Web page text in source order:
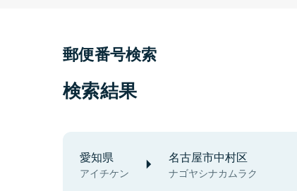
郵便番号検索
検索結果
愛知県
アイチケン
名古屋市中村区
ナゴヤシナカムラク